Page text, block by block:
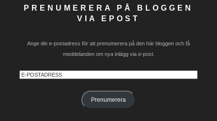
PRENUMERERA PÅ BLOGGEN
VIA EPOST
Ange din e-postadress för att prenumerera på den här bloggen och få
meddelanden om nya inlägg via e-post.
E-
Prenumerera